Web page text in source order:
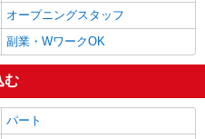
オープニングスタッフ
副業・WワークOK
む
パート